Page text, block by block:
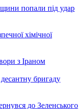
попали під удар
хімічної
з Іраном
бригаду
до Зеленського